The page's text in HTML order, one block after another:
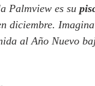
Palmview es su
diciembre.
al Año Nuevo